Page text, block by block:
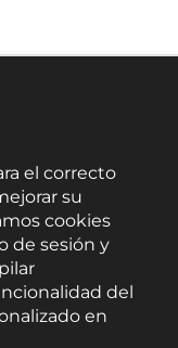
el correcto
su
cookies
de sesión y
del
en